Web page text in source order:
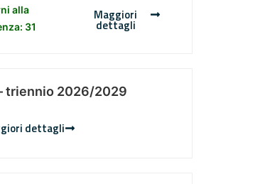
alla
31
Maggiori
dettagli
triennio 2026/2029
dettagli